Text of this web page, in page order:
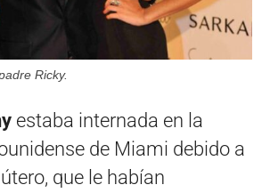
Ricky.
estaba internada en la
de Miami debido a
que le habían